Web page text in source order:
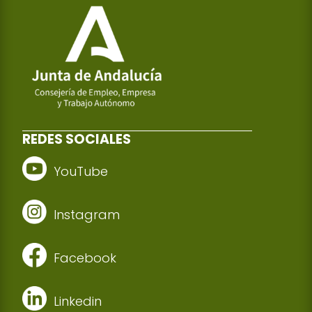
REDES SOCIALES
YouTube
Instagram
Facebook
Linkedin